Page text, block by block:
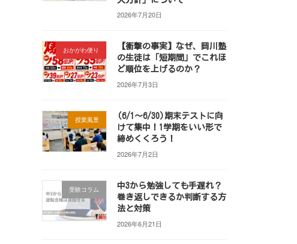
2026年7月20日
おかがわ便り
【衝撃の事実】なぜ、岡川塾
の生徒は「短期間」でこれほ
ど順位を上げるのか？
2026年7月3日
授業風景
(6/1～6/30)期末テストに向
けて集中！1学期をいい形で
締めくくろう！
2026年7月2日
受験コラム
中3から勉強しても手遅れ？
巻き返しできるか判断する方
法と対策
2026年6月21日